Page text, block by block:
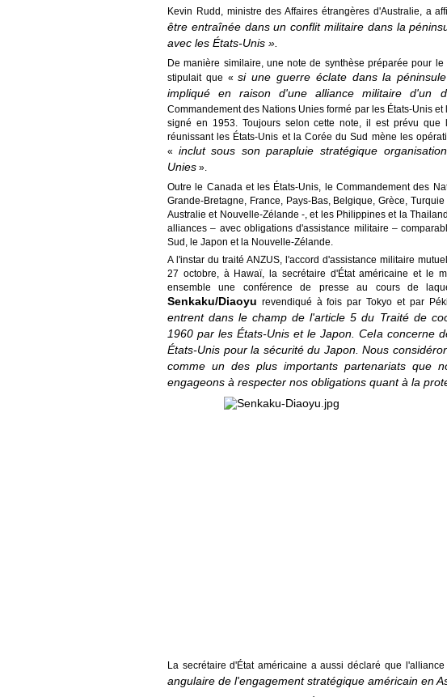
Kevin Rudd, ministre des Affaires étrangères d'Australie, a
être entraînée dans un conflit militaire dans la
avec les États-Unis ».
De manière similaire, une note de synthèse préparée pour
stipulait que «si une guerre éclate dans la
impliqué en raison d'une alliance militaire d'un
Commandement des Nations Unies formé par les États-Unis
signé en 1953. Toujours selon cette note, il est prévu que
réunissant les États-Unis et la Corée du Sud mène les
« inclut sous son parapluie stratégique
Unies ».
Outre le Canada et les États-Unis, le Commandement des
Grande-Bretagne, France, Pays-Bas, Belgique, Grèce,
Australie et Nouvelle-Zélande -, et les Philippines et la
alliances – avec obligations d'assistance militaire –
Sud, le Japon et la Nouvelle-Zélande.
A l'instar du traité ANZUS, l'accord d'assistance militaire
27 octobre, à Hawaï, la secrétaire d'État américaine et le
ensemble une conférence de presse au cours de
Senkaku/Diaoyu revendiqué à fois par Tokyo et par
entrent dans le champ de l'article 5 du Traité de
1960 par les États-Unis et le Japon. Cela concerne
États-Unis pour la sécurité du Japon. Nous
comme un des plus importants partenariats que
engageons à respecter nos obligations quant à la
La secrétaire d'État américaine a aussi déclaré que
angulaire de l'engagement stratégique américain en